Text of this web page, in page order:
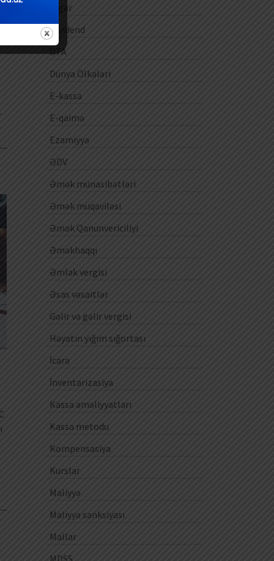
Digər
Dividend
DTA
Dünya Ölkələri
E-kassa
E-qaimə
Ezamiyyə
ƏDV
Əmək münasibətləri
Əmək müqaviləsi
Əmək Qanunvericiliyi
Əməkhaqqı
Əmlak vergisi
Əsas vəsaitlər
Gəlir və gəlir vergisi
Həyatın yığım sığortası
İcarə
İnventarizasiya
Kassa əməliyyatları
Kassa metodu
Kompensasiya
Kurslar
Maliyyə
Maliyyə sanksiyası
Mallar
MDSS